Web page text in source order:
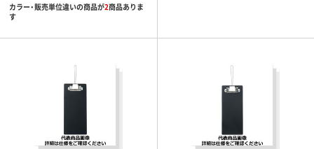
カラー・販売単位違いの商品が2商品ありま
す